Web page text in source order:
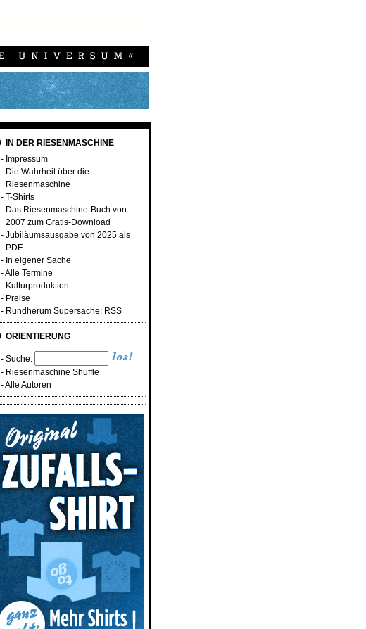
IN DER RIESENMASCHINE
- Impressum
- Die Wahrheit über die
Riesenmaschine
- T-Shirts
- Das Riesenmaschine-Buch von
2007 zum Gratis-Download
- Jubiläumsausgabe von 2025 als
PDF
- In eigener Sache
-Alle Termine
- Kulturproduktion
- Preise
- Rundherum Supersache: RSS
ORIENTIERUNG
- Suche:
- Riesenmaschine Shuffle
-Alle Autoren